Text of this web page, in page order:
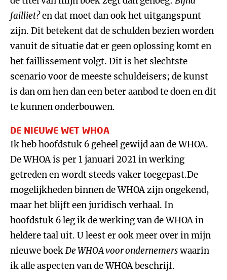
failliet?en dat moet dan ook het uitgangspunt
zijn. Dit betekent dat de schulden bezien worden
vanuit de situatie dat er geen oplossing komt en
het faillissement volgt. Dit is het slechtste
scenario voor de meeste schuldeisers; de kunst
is dan om hen dan een beter aanbod te doen en dit
te kunnen onderbouwen.
DE NIEUWE WET WHOA
Ik heb hoofdstuk 6 geheel gewijd aan de WHOA.
De WHOA is per 1 januari 2021 in werking
getreden en wordt steeds vaker toegepast.De
mogelijkheden binnen de WHOA zijn ongekend,
maar het blijft een juridisch verhaal. In
hoofdstuk 6 leg ik de werking van de WHOA in
heldere taal uit. U leest er ook meer over in mijn
nieuwe boekDe WHOA voor ondernemerswaarin
ik alle aspecten van de WHOA beschrijf.